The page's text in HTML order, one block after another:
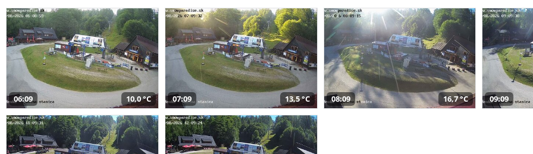
06:09 10,0 °C 07:09 13,5 °C 08:09 16,7 °C 09:09